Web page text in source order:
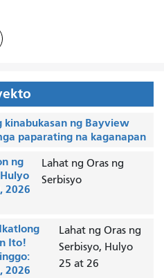
kinabukasan ng Bayview
paparating na kaganapan
ng
2026
Lahat ng Oras ng
Serbisyo
Ito!
2026
Lahat ng Oras ng
Serbisyo, Hulyo
25 at 26